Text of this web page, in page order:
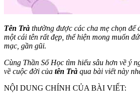
Tên Trà thường được các cha mẹ chọn để
một cái tên rất đẹp, thể hiện mong muốn
mạc, gần gũi.
Cùng Thần Số Học tìm hiểu sâu hơn về ý
về cuộc đời của tên Trà qua bài viết này
NỘI DUNG CHÍNH CỦA BÀI VIẾT: